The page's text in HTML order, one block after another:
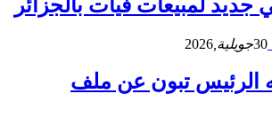
لمبيعات فيات بالجزائر
30جويلية, 2026
الرئيس تبون عن ملف